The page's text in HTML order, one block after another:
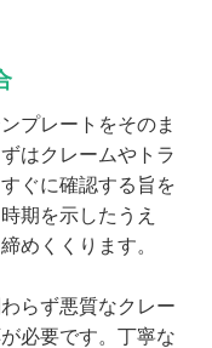
プレートをそのま
はクレームやトラ
ぐに確認する旨を
期を示したうえ
めくくります。
らず悪質なクレー
必要です。丁寧な